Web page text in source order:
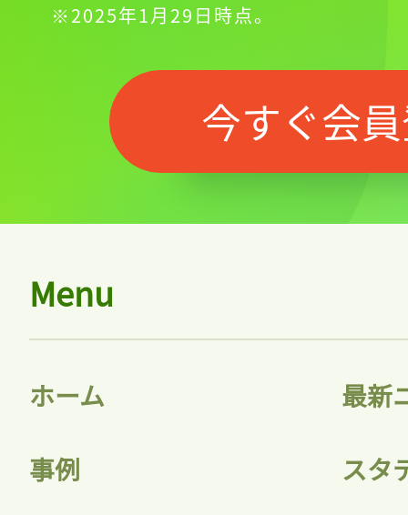
記事をお気に入りに
ログインが必
ログイン
※2025年1月29日時点。
今すぐ会
Menu
ホーム 最新
事例 スタ